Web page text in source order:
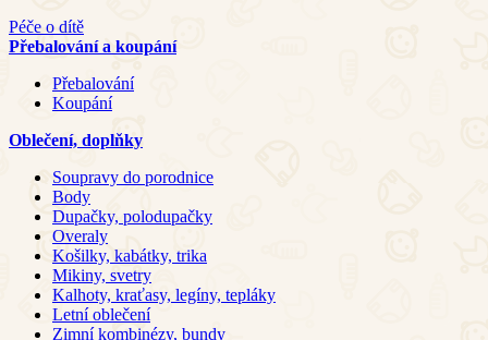
Péče o dítě
Přebalování a koupání
Přebalování
Koupání
Oblečení, doplňky
Soupravy do porodnice
Body
Dupačky, polodupačky
Overaly
Košilky, kabátky, trika
Mikiny, svetry
Kalhoty, kraťasy, legíny, tepláky
Letní oblečení
Zimní kombinézy, bundy